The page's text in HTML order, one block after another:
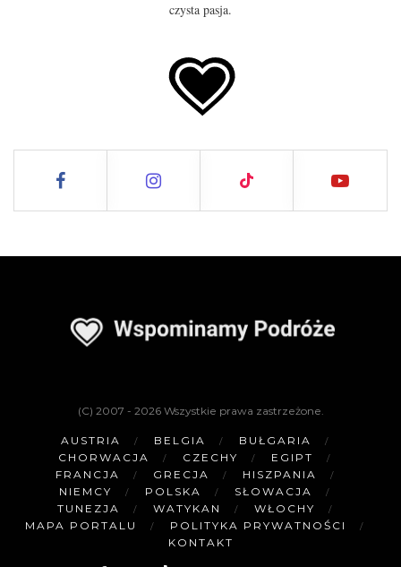
czysta pasja.
(C) 2007 - 2026 Wszystkie prawa zastrzeżone.
AUSTRIA BELGIA
BUŁGARIA
CHORWACJA
CZECHY
EGIPT
FRANCJA
GRECJA
HISZPANIA
NIEMCY
POLSKA
SŁOWACJA
TUNEZJA
WATYKAN
WŁOCHY
MAPA PORTALU
POLITYKA PRYWATNOŚCI
KONTAKT